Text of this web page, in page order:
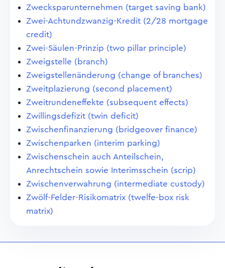
Zwecksparunternehmen (target saving bank)
Zwei-Achtundzwanzig-Kredit (2/28 mortgage
credit)
Zwei-Säulen-Prinzip (two pillar principle)
Zweigstelle (branch)
Zweigstellenänderung (change of branches)
Zweitplazierung (second placement)
Zweitrundeneffekte (subsequent effects)
Zwillingsdefizit (twin deficit)
Zwischenfinanzierung (bridgeover finance)
Zwischenparken (interim parking)
Zwischenschein auch Anteilschein,
Anrechtschein sowie Interimsschein (scrip)
Zwischenverwahrung (intermediate custody)
Zwölf-Felder-Risikomatrix (twelfe-box risk
matrix)